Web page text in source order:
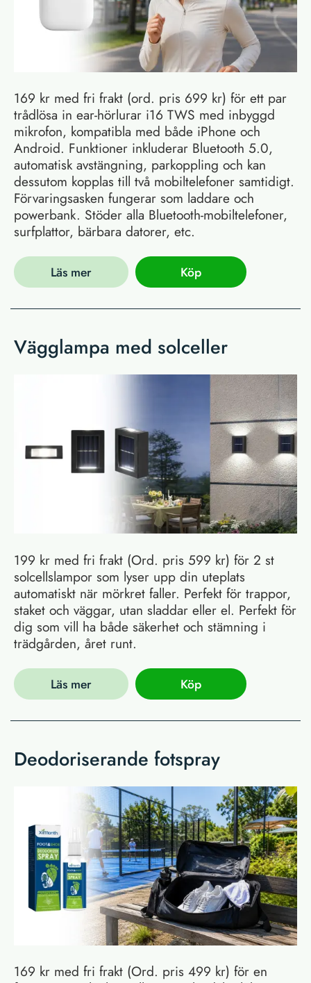
169 kr med fri frakt (ord. pris 699 kr) för ett par
trådlösa in ear-hörlurar i16 TWS med inbyggd
mikrofon, kompatibla med både iPhone och
Android. Funktioner inkluderar Bluetooth 5.0,
automatisk avstängning, parkoppling och kan
dessutom kopplas till två mobiltelefoner samtidigt.
Förvaringsasken fungerar som laddare och
powerbank. Stöder alla Bluetooth-mobiltelefoner,
surfplattor, bärbara datorer, etc.
Läs mer Köp
Vägglampa med solceller
199 kr med fri frakt (Ord. pris 599 kr) för 2 st
solcellslampor som lyser upp din uteplats
automatiskt när mörkret faller. Perfekt för trappor,
staket och väggar, utan sladdar eller el. Perfekt för
dig som vill ha både säkerhet och stämning i
trädgården, året runt.
Läs mer Köp
Deodoriserande fotspray
169 kr med fri frakt (Ord. pris 499 kr) för en